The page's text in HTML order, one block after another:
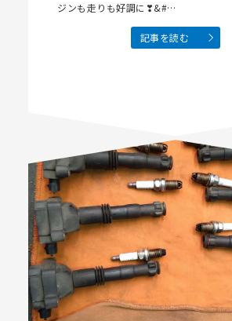
ジンも走りも好調に❣&#…
記事を読む